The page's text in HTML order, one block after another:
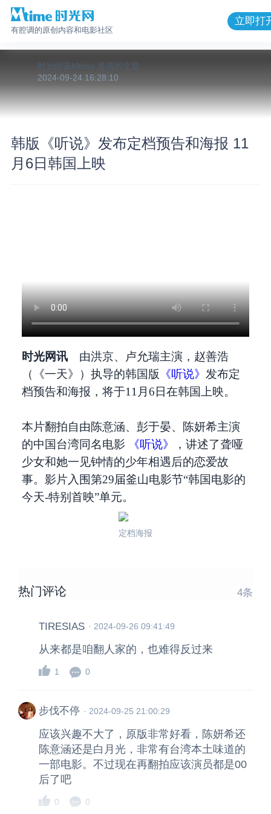
有腔调的原创内容和电影社区
立即打
时光快讯Mtime 发布的 文章
2024-09-24 16:28:10
韩版《听说》发布定档预告和海报 11
月6日韩国上映
时光网讯 由洪京、卢允瑞主演，赵善浩
（《一天》）执导的韩国版 《听说》 发布定
档预告和海报，将于11月6日在韩国上映。
本片翻拍自由陈意涵、彭于晏、陈妍希主演
的中国台湾同名电影 《听说》
，讲述了聋哑
少女和她一见钟情的少年相遇后的恋爱故
事。影片入围第29届釜山电影节“韩国电影的
今天-特别首映”单元。
定档海报
热门评论 4条
TIRESIAS · 2024-09-26 09:41:49
从来都是咱翻人家的，也难得反过来
1 0
步伐不停 · 2024-09-25 21:00:29
应该兴趣不大了，原版非常好看，陈妍希还
陈意涵还是白月光，非常有台湾本土味道的
一部电影。不过现在再翻拍应该演员都是00
后了吧
0 0